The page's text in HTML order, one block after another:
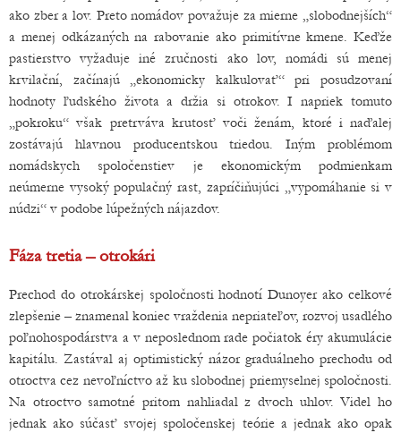
ako zber a lov. Preto nomádov považuje za mierne „slobodnejších“
a menej odkázaných na rabovanie ako primitívne kmene. Keďže
pastierstvo vyžaduje iné zručnosti ako lov, nomádi sú menej
krvilační, začínajú „ekonomicky kalkulovať“ pri posudzovaní
hodnoty ľudského života a držia si otrokov. I napriek tomuto
„pokroku“ však pretrváva krutosť voči ženám, ktoré i naďalej
zostávajú hlavnou producentskou triedou. Iným problémom
nomádskych spoločenstiev je ekonomickým podmienkam
neúmerne vysoký populačný rast, zapríčiňujúci „vypomáhanie si v
núdzi“ v podobe lúpežných nájazdov.
Fáza tretia – otrokári
Prechod do otrokárskej spoločnosti hodnotí Dunoyer ako celkové
zlepšenie – znamenal koniec vraždenia nepriateľov, rozvoj usadlého
poľnohospodárstva a v neposlednom rade počiatok éry akumulácie
kapitálu. Zastával aj optimistický názor graduálneho prechodu od
otroctva cez nevoľníctvo až ku slobodnej priemyselnej spoločnosti.
Na otroctvo samotné pritom nahliadal z dvoch uhlov. Videl ho
jednak ako súčasť svojej spoločenskej teórie a jednak ako opak